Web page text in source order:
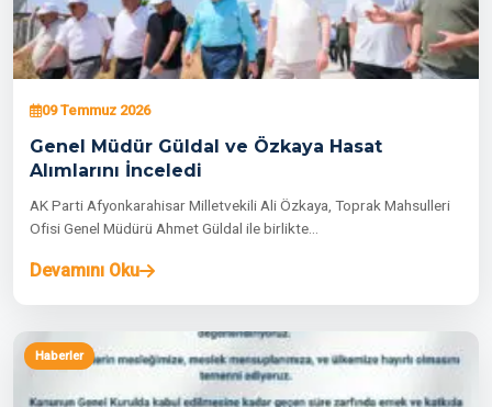
09 Temmuz 2026
Genel Müdür Güldal ve Özkaya Hasat
Alımlarını İnceledi
AK Parti Afyonkarahisar Milletvekili Ali Özkaya, Toprak Mahsulleri
Ofisi Genel Müdürü Ahmet Güldal ile birlikte…
Devamını Oku
Haberler